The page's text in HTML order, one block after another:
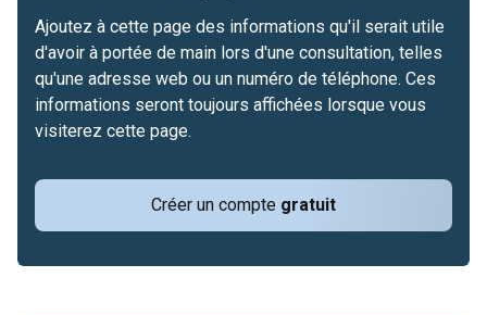
Créer un compte gratuit
Ajoutez à cette page des informations qu'il serait utile
d'avoir à portée de main lors d'une consultation, telles
qu'une adresse web ou un numéro de téléphone. Ces
informations seront toujours affichées lorsque vous
visiterez cette page.